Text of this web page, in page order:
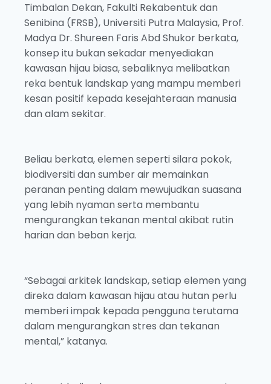
Timbalan Dekan, Fakulti Rekabentuk dan
Senibina (FRSB), Universiti Putra Malaysia, Prof.
Madya Dr. Shureen Faris Abd Shukor berkata,
konsep itu bukan sekadar menyediakan
kawasan hijau biasa, sebaliknya melibatkan
reka bentuk landskap yang mampu memberi
kesan positif kepada kesejahteraan manusia
dan alam sekitar.
Beliau berkata, elemen seperti silara pokok,
biodiversiti dan sumber air memainkan
peranan penting dalam mewujudkan suasana
yang lebih nyaman serta membantu
mengurangkan tekanan mental akibat rutin
harian dan beban kerja.
“Sebagai arkitek landskap, setiap elemen yang
direka dalam kawasan hijau atau hutan perlu
memberi impak kepada pengguna terutama
dalam mengurangkan stres dan tekanan
mental,” katanya.